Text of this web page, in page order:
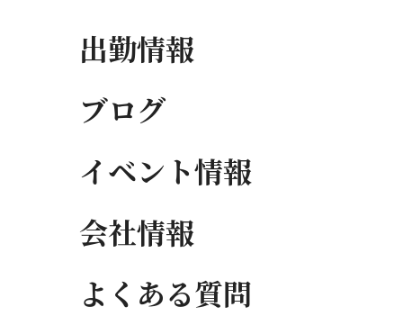
出勤情報
ブログ
イベント情報
会社情報
よくある質問